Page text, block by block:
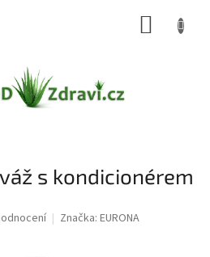
s kondicionérem
Značka: EURONA